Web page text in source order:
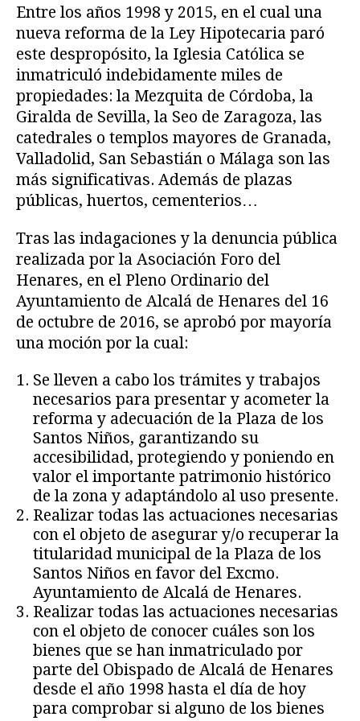
Entre los años 1998 y 2015, en el cual una
nueva reforma de la Ley Hipotecaria paró
este despropósito, la Iglesia Católica se
inmatriculó indebidamente miles de
propiedades: la Mezquita de Córdoba, la
Giralda de Sevilla, la Seo de Zaragoza, las
catedrales o templos mayores de Granada,
Valladolid, San Sebastián o Málaga son las
más significativas. Además de plazas
públicas, huertos, cementerios…
Tras las indagaciones y la denuncia pública
realizada por la Asociación Foro del
Henares, en el Pleno Ordinario del
Ayuntamiento de Alcalá de Henares del 16
de octubre de 2016, se aprobó por mayoría
una moción por la cual:
Se lleven a cabo los trámites y trabajos
necesarios para presentar y acometer la
reforma y adecuación de la Plaza de los
Santos Niños, garantizando su
accesibilidad, protegiendo y poniendo en
valor el importante patrimonio histórico
de la zona y adaptándolo al uso presente.
Realizar todas las actuaciones necesarias
con el objeto de asegurar y/o recuperar la
titularidad municipal de la Plaza de los
Santos Niños en favor del Excmo.
Ayuntamiento de Alcalá de Henares.
Realizar todas las actuaciones necesarias
con el objeto de conocer cuáles son los
bienes que se han inmatriculado por
parte del Obispado de Alcalá de Henares
desde el año 1998 hasta el día de hoy
para comprobar si alguno de los bienes